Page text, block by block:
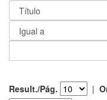
Result./Pág. |